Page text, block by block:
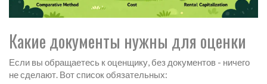
Какие документы нужны для оценки
Если вы обращаетесь к оценщику, без документов - ничего
не сделают. Вот список обязательных: